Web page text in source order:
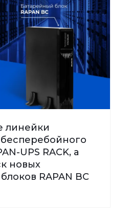
линейки
UPS RACK, а
новых
RAPAN BC